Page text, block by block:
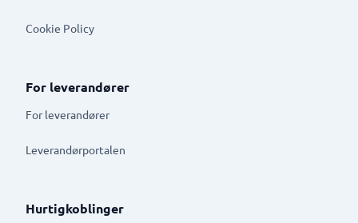
Cookie Policy
For leverandører
For leverandører
Leverandørportalen
Hurtigkoblinger